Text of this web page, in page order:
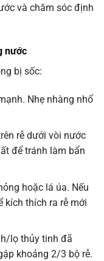
và chăm sóc định
nước
bị sốc:
Nhẹ nhàng nhổ
rễ dưới vòi nước
để tránh làm bẩn
hoặc lá úa. Nếu
kích thích ra rễ mới
lọ thủy tinh đã
khoảng 2/3 bộ rễ.